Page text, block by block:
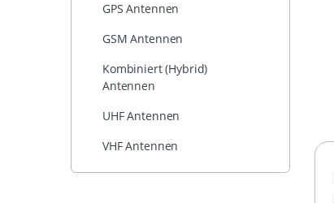
GPS Antennen
GSM Antennen
Kombiniert (Hybrid)
Antennen
UHF Antennen
VHF Antennen